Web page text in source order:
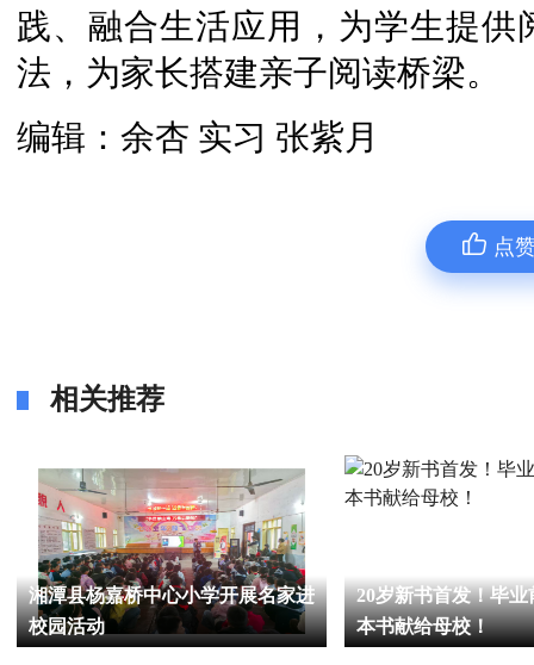
践、融合生活应用，为学生提
法，为家长搭建亲子阅读桥梁。
编辑：余杏 实习 张紫月
点
相关推荐
湘潭县杨嘉桥中心小学开展名家进
校园活动
20岁新书首发！毕业
本书献给母校！